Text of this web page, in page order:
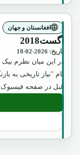
افغانستان و جهان
آگست2018
تاریخ: 2026-02-18
در این میان نظرم
نام "نیاز تاریخی به
قبل در صفحه